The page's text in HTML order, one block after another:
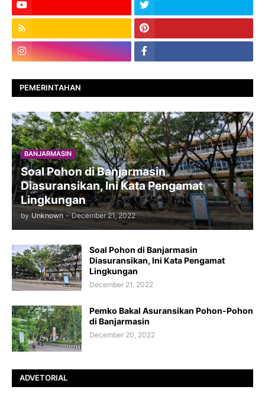
PEMERINTAHAN
BANJARMASIN
Soal Pohon di Banjarmasin
Diasuransikan, Ini Kata Pengamat
Lingkungan
by Unknown - December 21, 2022
Soal Pohon di Banjarmasin
Diasuransikan, Ini Kata Pengamat
Lingkungan
December 21, 2022
Pemko Bakal Asuransikan Pohon-Pohon
di Banjarmasin
December 20, 2022
ADVETORIAL